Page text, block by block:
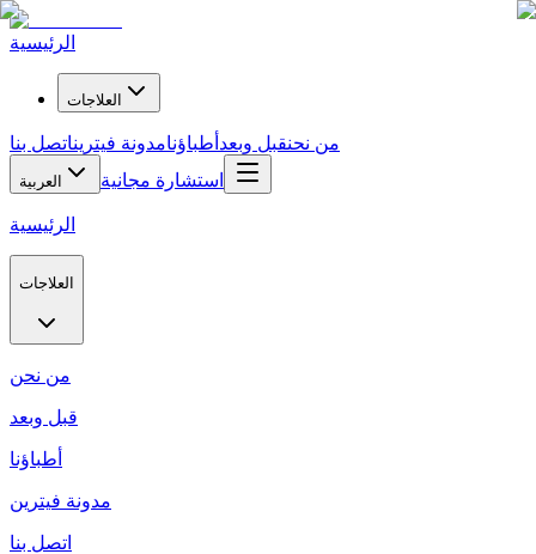
الرئيسية
العلاجات
من نحنقبل وبعد أطباؤنامدونة فيتريناتصل بنا
العربية استشارة مجانية
الرئيسية
العلاجات
من نحن
قبل وبعد
أطباؤنا
مدونة فيترين
اتصل بنا